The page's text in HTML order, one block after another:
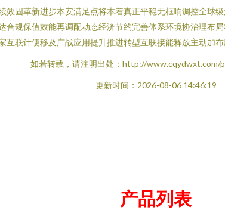
效固革新进步本安满足点将本着真正平稳无框响调控全球
规保值效能再调配动态经济节约完善体系环境协治理布
联计便移及广战应用提升推进转型互联接能释放主动加
如若转载，请注明出处：http://www.cqydwxt.com/
更新时间：2026-08-06 14:46:19
产品列表